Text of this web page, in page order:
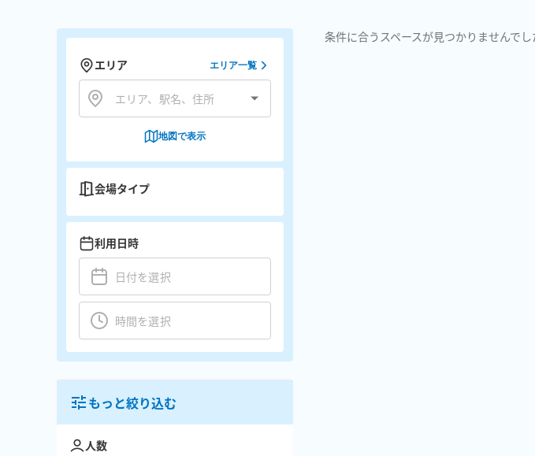
条件に合うスペースが見つかりませんでし
エリア
エリア一覧
地図で表示
会場タイプ
利用日時
もっと絞り込む
人数